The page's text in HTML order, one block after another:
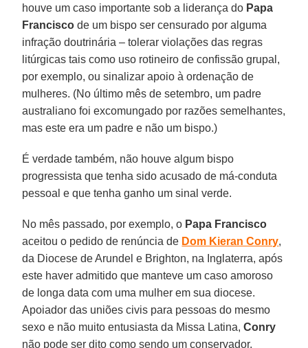
houve um caso importante sob a liderança do Papa
Francisco de um bispo ser censurado por alguma
infração doutrinária – tolerar violações das regras
litúrgicas tais como uso rotineiro de confissão grupal,
por exemplo, ou sinalizar apoio à ordenação de
mulheres. (No último mês de setembro, um padre
australiano foi excomungado por razões semelhantes,
mas este era um padre e não um bispo.)
É verdade também, não houve algum bispo
progressista que tenha sido acusado de má-conduta
pessoal e que tenha ganho um sinal verde.
No mês passado, por exemplo, o Papa Francisco
aceitou o pedido de renúncia de Dom Kieran Conry,
da Diocese de Arundel e Brighton, na Inglaterra, após
este haver admitido que manteve um caso amoroso
de longa data com uma mulher em sua diocese.
Apoiador das uniões civis para pessoas do mesmo
sexo e não muito entusiasta da Missa Latina,Conry
não pode ser dito como sendo um conservador.